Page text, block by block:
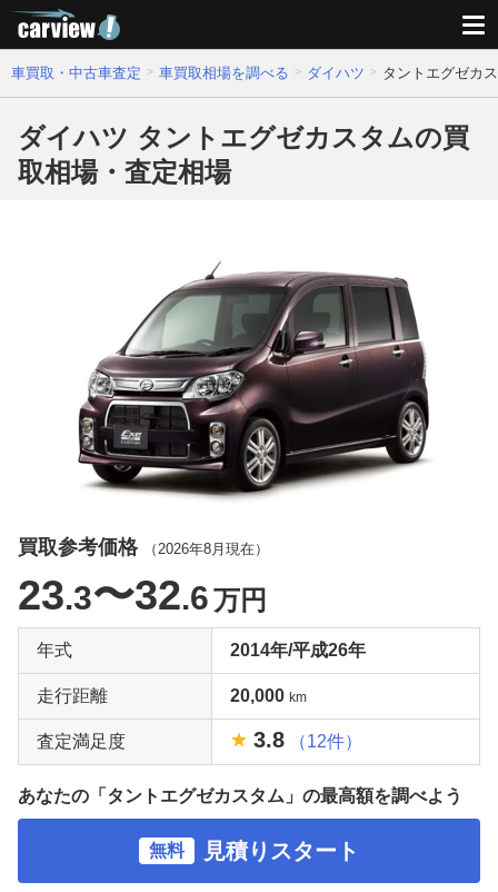
車買取・中古車査定 車買取相場を調べる ダイハツ タントエグゼカ
ダイハツ タントエグゼカスタムの買
取相場・査定相場
買取参考価格 （ 2026年8月 現在）
23.3〜32.6万円
年式 2014年/平成26年
走行距離 20,000 km
査定満足度 3.8 （12件）
あなたの「タントエグゼカスタム」の最高額を調べよう
無料 見積りスタート